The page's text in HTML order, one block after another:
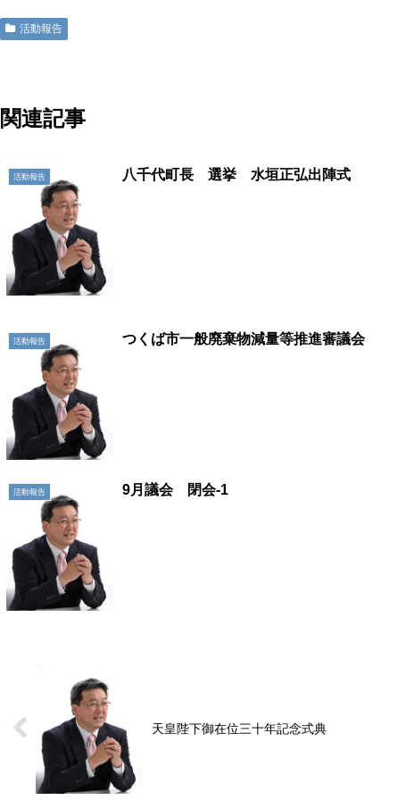
活動報告
関連記事
活動報告 八千代町長 選挙 水垣正弘出陣式
活動報告 つくば市一般廃棄物減量等推進審議会
活動報告 9月議会 閉会-1
天皇陛下御在位三十年記念式典